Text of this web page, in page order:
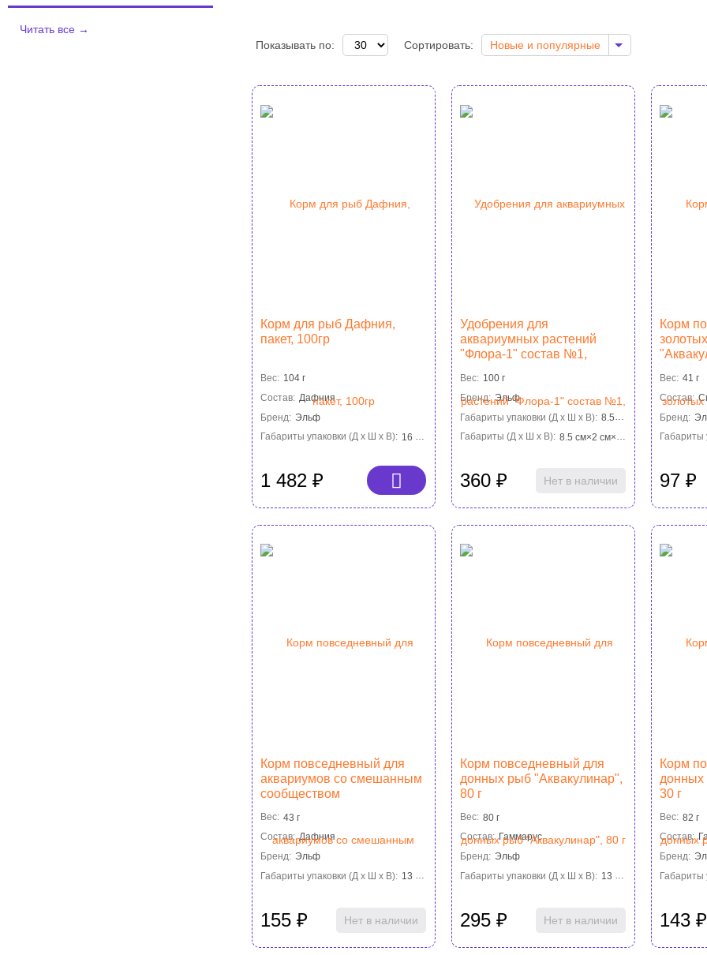
Читать все →
Показывать по: Сортировать: Новые и популярные
Корм для рыб Дафния,
пакет, 100гр
Вес: 104 г
Состав: Дафния
Бренд: Эльф
Габариты упаковки (Д х Ш х В): 16 см×9 см×3.5 см
1 482₽
Удобрения для
аквариумных растений
"Флора-1" состав №1,
Вес: 100 г
Бренд: Эльф
Габариты упаковки (Д х Ш х В): 8.5 см×2 см×6 см
Габариты (Д х Ш х В): 8.5 см×2 см×6 см
360₽ Нет в наличии
Корм
Вес: 41 г
Состав:
Бренд:
Габариты
97₽
Корм повседневный для
аквариумов со смешанным
сообществом
Вес: 43 г
Состав: Дафния
Бренд: Эльф
Габариты упаковки (Д х Ш х В): 13 см×9 см×3 см
155₽ Нет в наличии
Корм повседневный для
донных рыб "Аквакулинар",
80 г
Вес: 80 г
Состав: Гаммарус
Бренд: Эльф
Габариты упаковки (Д х Ш х В): 13 см×9 см×3 см
295₽ Нет в наличии
Корм
донных
30 г
Вес: 82 г
Состав:
Бренд:
Габариты
143₽